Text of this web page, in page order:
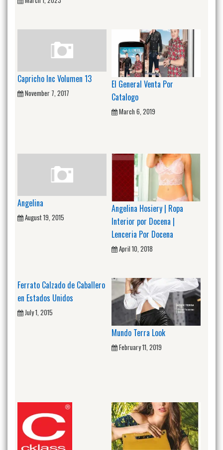
Capricho Inc Volumen 13
November 7, 2017
El General Venta Por
Catalogo
March 6, 2019
Angelina
August 19, 2015
Angelina Hosiery | Ropa
Interior por Docena |
Lenceria Por Docena
April 10, 2018
Ferrato Calzado de Caballero
en Estados Unidos
July 1, 2015
Mundo Terra Look
February 11, 2019